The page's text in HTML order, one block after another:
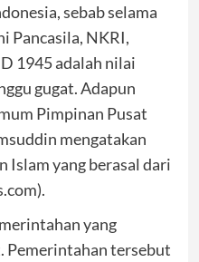
sebab selama
Pancasila, NKRI,
1945 adalah nilai
gugat. Adapun
Pimpinan Pusat
mengatakan
Islam yang berasal dari
yang
Pemerintahan tersebut